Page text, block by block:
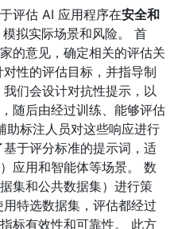
评估 AI 应用程序在安全和
拟实际场景和风险。 首
的意见，确定相关的评估关
性的评估目标，并指导制
我们会设计对抗性提示，以
随后由经过训练、能够评估
标注人员对这些响应进行
基于评分标准的提示词，适
应用和智能体等场景。 数
集和公共数据集）进行策
特选数据集，评估都经过
标有效性和可靠性。 此方